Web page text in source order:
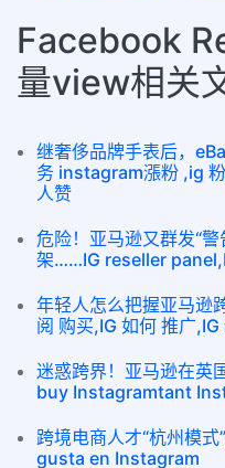
Facebook
量view相关
继奢侈品牌手表后，
务 instagram漲粉 ,ig
人赞
危险！亚马逊又群发“
架……IG reseller
年轻人怎么把握亚马逊
阅 购买,IG 如何 推广
迷惑跨界！亚马逊在英
buy Instagramtant
跨境电商人才“杭州模
gusta en Instagram